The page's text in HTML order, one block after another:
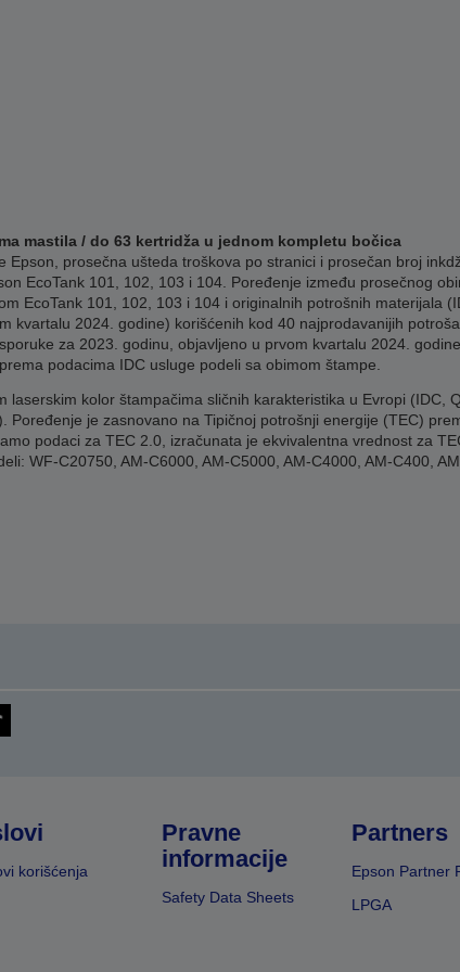
mastila / do 63 kertridža u jednom kompletu bočica
Epson, prosečna ušteda troškova po stranici i prosečan broj
EcoTank 101, 102, 103 i 104. Poređenje između prosečnog
EcoTank 101, 102, 103 i 104 i originalnih potrošnih materijala
kvartalu 2024. godine) korišćenih kod 40 najprodavanijih
za 2023. godinu, objavljeno u prvom kvartalu 2024.
podacima IDC usluge podeli sa obimom štampe.
laserskim kolor štampačima sličnih karakteristika u Evropi (IDC,
Poređenje je zasnovano na Tipičnoj potrošnji energije (TEC)
podaci za TEC 2.0, izračunata je ekvivalentna vrednost za
WF-C20750, AM-C6000, AM-C5000, AM-C4000, AM-C400,
korišćenja
Pravne
informacije
Safety Data Sheets
Partners
Epson Partner
LPGA